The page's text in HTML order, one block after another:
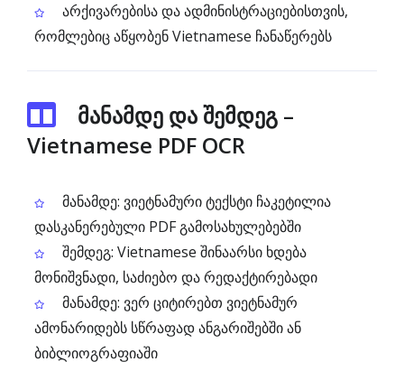
არქივარებისა და ადმინისტრაციებისთვის,
რომლებიც აწყობენ Vietnamese ჩანაწერებს
მანამდე და შემდეგ –
Vietnamese PDF OCR
მანამდე: ვიეტნამური ტექსტი ჩაკეტილია
დასკანერებული PDF გამოსახულებებში
შემდეგ: Vietnamese შინაარსი ხდება
მონიშვნადი, საძიებო და რედაქტირებადი
მანამდე: ვერ ციტირებთ ვიეტნამურ
ამონარიდებს სწრაფად ანგარიშებში ან
ბიბლიოგრაფიაში